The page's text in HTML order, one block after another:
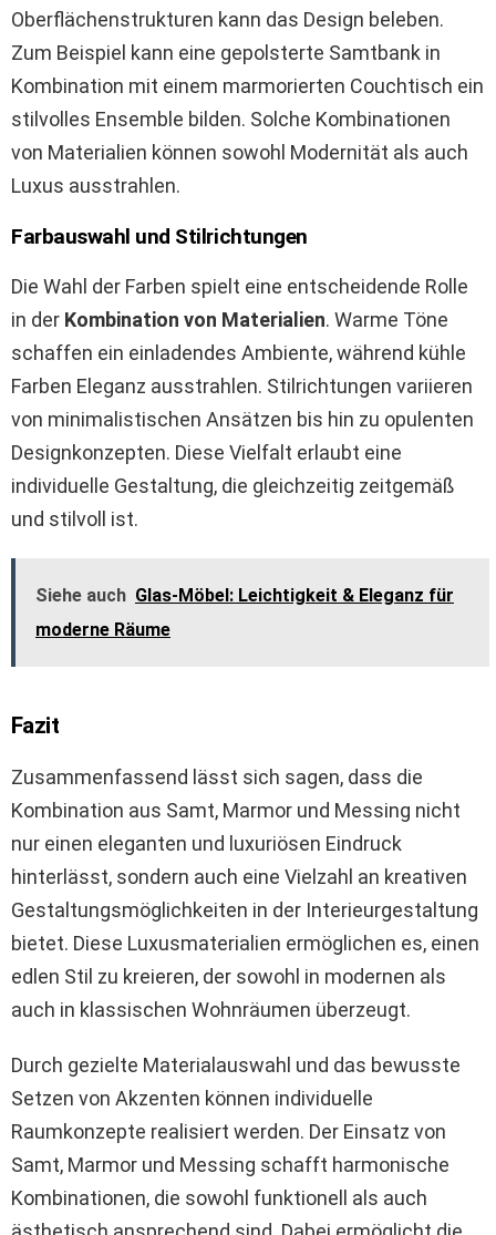
Oberflächenstrukturen kann das Design beleben.
Zum Beispiel kann eine gepolsterte Samtbank in
Kombination mit einem marmorierten Couchtisch ein
stilvolles Ensemble bilden. Solche Kombinationen
von Materialien können sowohl Modernität als auch
Luxus ausstrahlen.
Farbauswahl und Stilrichtungen
Die Wahl der Farben spielt eine entscheidende Rolle
in der Kombination von Materialien. Warme Töne
schaffen ein einladendes Ambiente, während kühle
Farben Eleganz ausstrahlen. Stilrichtungen variieren
von minimalistischen Ansätzen bis hin zu opulenten
Designkonzepten. Diese Vielfalt erlaubt eine
individuelle Gestaltung, die gleichzeitig zeitgemäß
und stilvoll ist.
Siehe auch Glas-Möbel: Leichtigkeit & Eleganz für
moderne Räume
Fazit
Zusammenfassend lässt sich sagen, dass die
Kombination aus Samt, Marmor und Messing nicht
nur einen eleganten und luxuriösen Eindruck
hinterlässt, sondern auch eine Vielzahl an kreativen
Gestaltungsmöglichkeiten in der Interieurgestaltung
bietet. Diese Luxusmaterialien ermöglichen es, einen
edlen Stil zu kreieren, der sowohl in modernen als
auch in klassischen Wohnräumen überzeugt.
Durch gezielte Materialauswahl und das bewusste
Setzen von Akzenten können individuelle
Raumkonzepte realisiert werden. Der Einsatz von
Samt, Marmor und Messing schafft harmonische
Kombinationen, die sowohl funktionell als auch